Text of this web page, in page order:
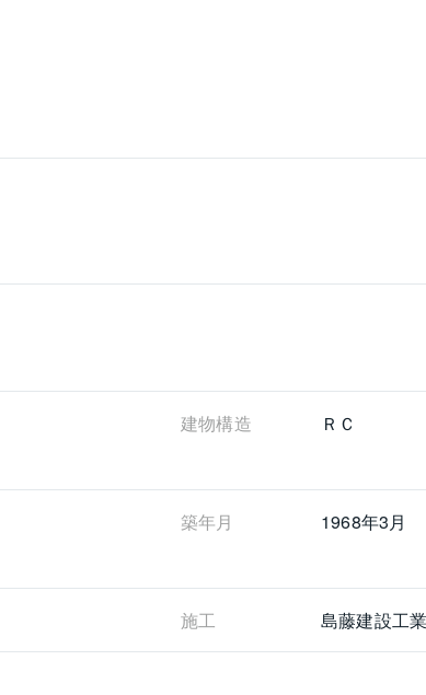
建物構造 ＲＣ
築年月 1968年3月
施工 島藤建設工